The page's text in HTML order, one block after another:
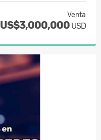
Venta
US$3,000,000 USD